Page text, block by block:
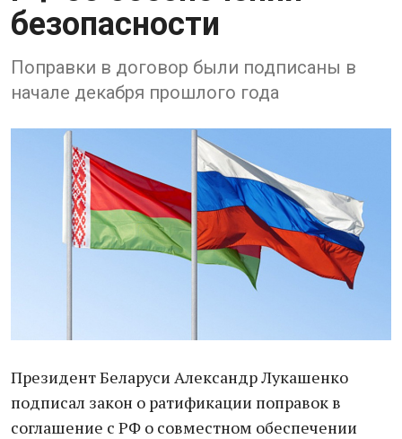
безопасности
Поправки в договор были подписаны в
начале декабря прошлого года
Президент Беларуси Александр Лукашенко
подписал закон о ратификации поправок в
соглашение с РФ о совместном обеспечении